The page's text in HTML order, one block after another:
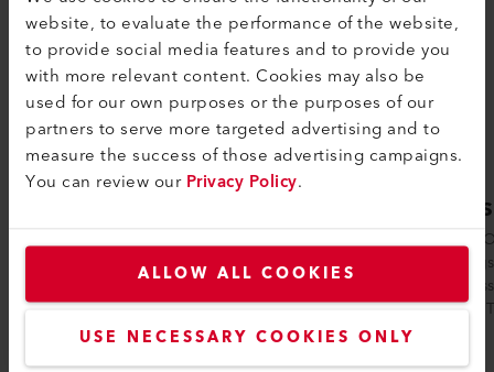
website, to evaluate the performance of the website,
to provide social media features and to provide you
with more relevant content. Cookies may also be
used for our own purposes or the purposes of our
partners to serve more targeted advertising and to
measure the success of those advertising campaigns.
You can review ourPrivacy Policy.
ALLOW ALL COOKIES
USE NECESSARY COOKIES ONLY
Der Heizkeil-Schweissautomat COMET 700
von Leister bietet alles, was sich
Anwender:innen im Tiefbau beim...
Der
für den